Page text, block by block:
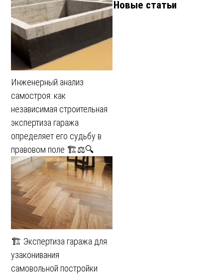
Инженерный анализ
самостроя: как
независимая строительная
экспертиза гаража
определяет его судьбу в
правовом поле 🏗️⚖️🔍
🏗️ Экспертиза гаража для
узаконивания
самовольной постройки
Новые статьи